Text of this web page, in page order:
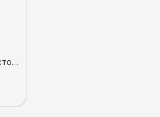
Пергамент білий двосторонній силікон б/г 380/50м